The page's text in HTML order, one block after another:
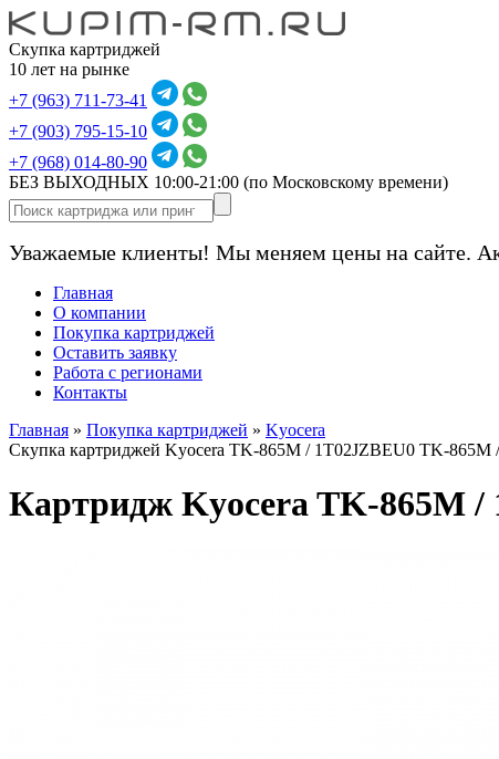
Скупка картриджей
10 лет на рынке
+7 (963) 711-73-41
+7 (903) 795-15-10
+7 (968) 014-80-90
БЕЗ ВЫХОДНЫХ 10:00-21:00 (по Московскому времени)
Уважаемые клиенты! Мы меняем цены на сайте.
Главная
О компании
Покупка картриджей
Оставить заявку
Работа с регионами
Контакты
Главная » Покупка картриджей » Kyocera
Скупка картриджей Kyocera TK-865M / 1T02JZBEU0 TK-
Картридж Kyocera TK-865M /